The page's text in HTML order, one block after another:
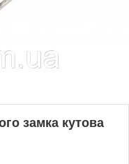
замка кутова